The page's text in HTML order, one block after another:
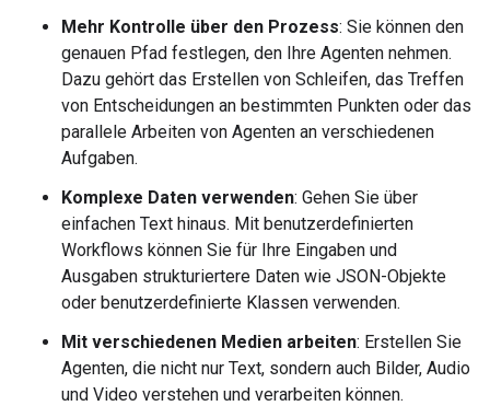
Mehr Kontrolle über den Prozess: Sie können den
genauen Pfad festlegen, den Ihre Agenten nehmen.
Dazu gehört das Erstellen von Schleifen, das Treffen
von Entscheidungen an bestimmten Punkten oder das
parallele Arbeiten von Agenten an verschiedenen
Aufgaben.
Komplexe Daten verwenden: Gehen Sie über
einfachen Text hinaus. Mit benutzerdefinierten
Workflows können Sie für Ihre Eingaben und
Ausgaben strukturiertere Daten wie JSON-Objekte
oder benutzerdefinierte Klassen verwenden.
Mit verschiedenen Medien arbeiten: Erstellen Sie
Agenten, die nicht nur Text, sondern auch Bilder, Audio
und Video verstehen und verarbeiten können.